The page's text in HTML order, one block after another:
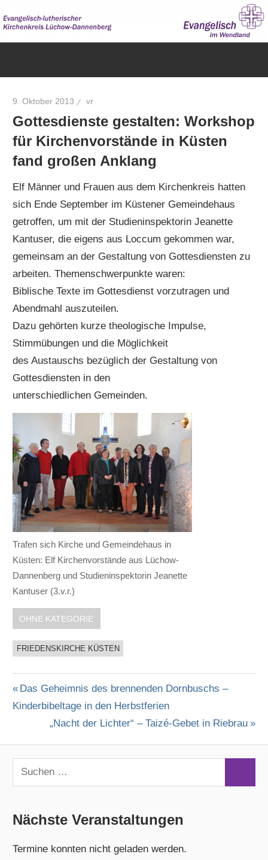
Inhalt
springen
9. Oktober 2013 vr
Gottesdienste gestalten: Workshop
für Kirchenvorstände in Küsten
fand großen Anklang
Elf Männer und Frauen aus dem Kirchenkreis hatten
sich Ende September im Küstener Gemeindehaus
getroffen, um mit der Studieninspektorin Jeanette
Kantuser, die eigens aus Loccum gekommen war,
gemeinsam an der Gestaltung von Gottesdiensten zu
arbeiten. Themenschwerpunkte waren:
Biblische Texte im Gottesdienst vorzutragen und
Abendmahl auszuteilen.
Dazu gehörten kurze theologische Impulse,
Stimmübungen und die Möglichkeit
des Austauschs bezüglich der Gestaltung von
Gottesdiensten in den
unterschiedlichen Gemeinden.
Trafen sich Kirche und Gemeindehaus in
Küsten: Elf Kirchenvorstände aus Lüchow-
Dannenberg und Studieninspektorin Jeanette
Kantuser (3.v.r.)
OHNE KATEGORIE
FRIEDENSKIRCHE KÜSTEN
Beitragsnavigation
Vorheriger
Beitrag:
Das Geheimnis des brennenden Dornbuschs –
Kinderbibeltage in den Herbstferien
Nächster
„Nacht der Lichter“ – Taizé-Gebet in Riebrau
u
h
n
Nächste Veranstaltungen
Termine konnten nicht geladen werden.